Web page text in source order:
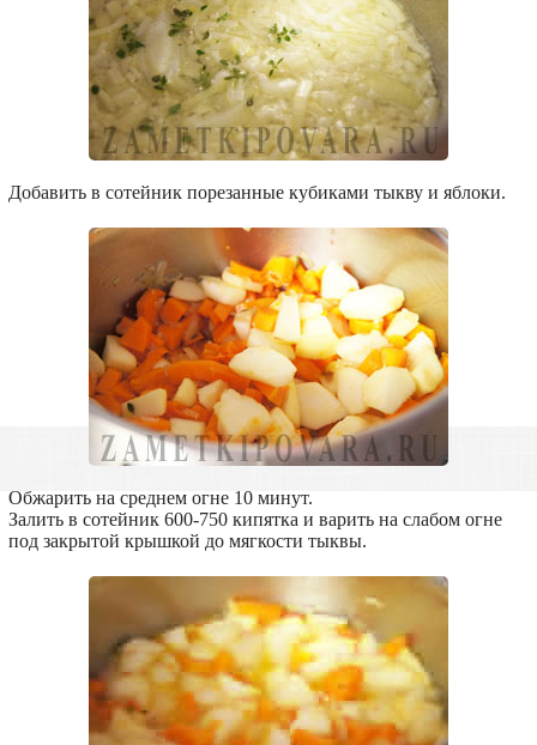
Добавить в сотейник порезанные кубиками тыкву и яблоки.
Обжарить на среднем огне 10 минут.
Залить в сотейник 600-750 кипятка и варить на слабом огне
под закрытой крышкой до мягкости тыквы.